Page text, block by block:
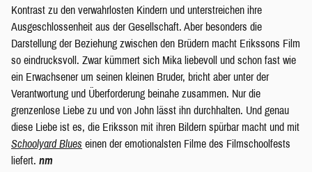
Kontrast zu den verwahrlosten Kindern und unterstreichen ihre
Ausgeschlossenheit aus der Gesellschaft. Aber besonders die
Darstellung der Beziehung zwischen den Brüdern macht Erikssons Film
so eindrucksvoll. Zwar kümmert sich Mika liebevoll und schon fast wie
ein Erwachsener um seinen kleinen Bruder, bricht aber unter der
Verantwortung und Überforderung beinahe zusammen. Nur die
grenzenlose Liebe zu und von John lässt ihn durchhalten. Und genau
diese Liebe ist es, die Eriksson mit ihren Bildern spürbar macht und mit
Schoolyard Blues einen der emotionalsten Filme des Filmschoolfests
liefert. nm